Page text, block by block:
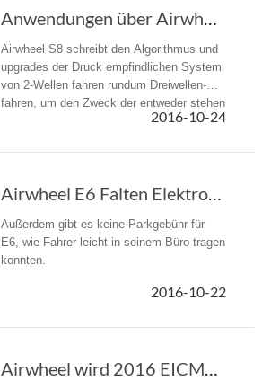
Anwendungen über Airwheel S8 Mini Elektro-Roller
Airwheel S8 schreibt den Algorithmus und
upgrades der Druck empfindlichen System
von 2-Wellen fahren rundum Dreiwellen-
fahren, um den Zweck der entweder stehen
2016-10-24
Airwheel E6 Falten Elektro-Rennrad, ideale Op...
Außerdem gibt es keine Parkgebühr für
E6, wie Fahrer leicht in seinem Büro tragen
konnten.
2016-10-22
Airwheel wird 2016 EICMA In Mailand zu besuchen.